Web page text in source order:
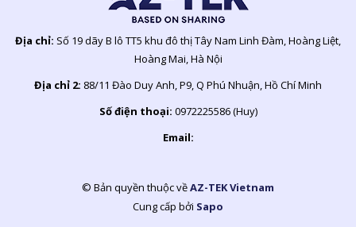
Địa chỉ: Số 19 dãy B lô TT5 khu đô thị Tây Nam Linh Đàm, Hoàng Liệt,
Hoàng Mai, Hà Nội
Địa chỉ 2: 88/11 Đào Duy Anh, P9, Q Phú Nhuận, Hồ Chí Minh
Số điện thoại: 0972225586 (Huy)
Email:
© Bản quyền thuộc vềAZ-TEK Vietnam
Cung cấp bởi Sapo